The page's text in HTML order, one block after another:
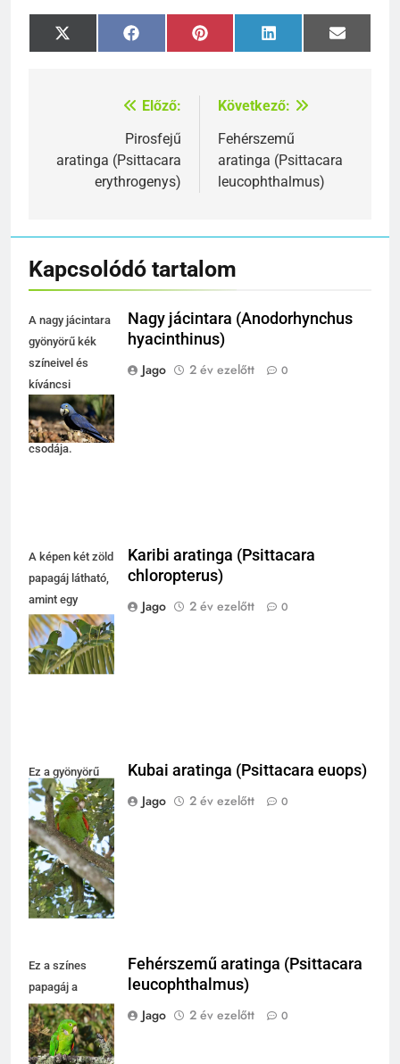
Share
on
X
(Twitter)
Share
on
FacebookShare
on
Pinterest Share
on
LinkedIn
Share
on
Email
Bejegyzés
navigáció
Előző:
Pirosfejű
aratinga (Psittacara
erythrogenys)
Következő:
Fehérszemű
aratinga (Psittacara
leucophthalmus)
Kapcsolódó tartalom
A nagy jácintara
gyönyörű kék
színeivel és
kíváncsi
tekintetével a
természet
csodája.
Nagy jácintara (Anodorhynchus
hyacinthinus)
Jago
2 év ezelőtt 0
A képen két zöld
papagáj látható,
amint egy
pálmalevélre
ülve élvezik a
napfényt.
Karibi aratinga (Psittacara
chloropterus)
Jago
2 év ezelőtt 0
Ez a gyönyörű
zöld papagáj fán
pihen, élénk
színei vonzzák a
figyelmet.
Kubai aratinga (Psittacara euops)
Jago
2 év ezelőtt 0
Ez a színes
papagáj a
természetben
pihen, gyönyörű
zöld tollazata
Fehérszemű aratinga (Psittacara
leucophthalmus)
Jago
2 év ezelőtt 0